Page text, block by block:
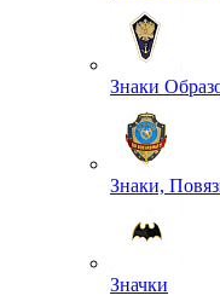
Знаки
Знаки,
Значки